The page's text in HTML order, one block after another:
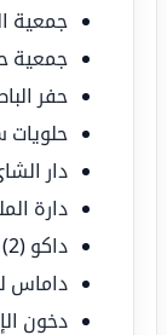
جمعية
جمعية
حفر
حلويات
دار
دارة
داكو (2)
داماس
دخون